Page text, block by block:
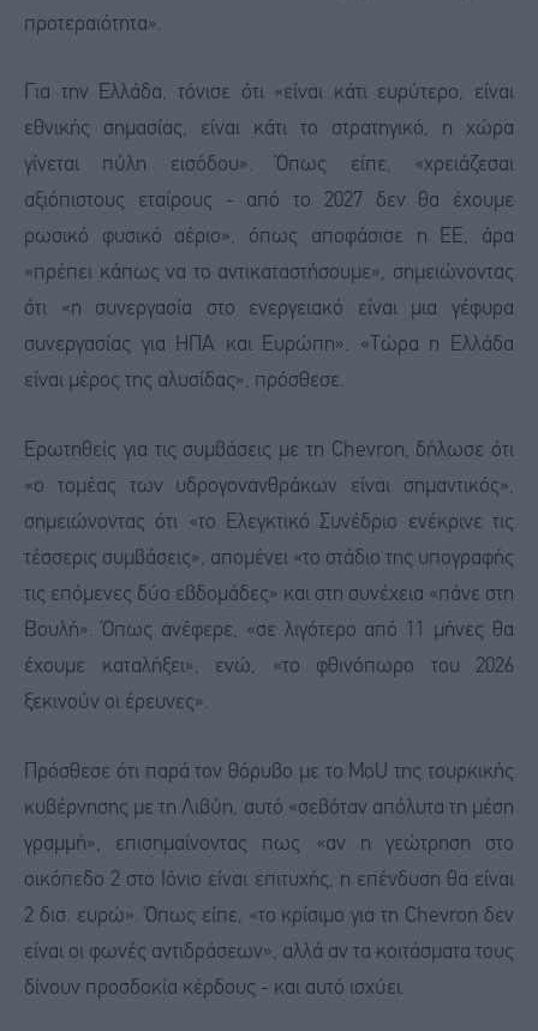
προτεραιότητα».
Για την Ελλάδα, τόνισε ότι «είναι κάτι ευρύτερο, είναι
εθνικής σημασίας, είναι κάτι το στρατηγικό, η χώρα
γίνεται πύλη εισόδου». Όπως είπε, «χρειάζεσαι
αξιόπιστους εταίρους - από το 2027 δεν θα έχουμε
ρωσικό φυσικό αέριο», όπως αποφάσισε η ΕΕ, άρα
«πρέπει κάπως να το αντικαταστήσουμε», σημειώνοντας
ότι «η συνεργασία στο ενεργειακό είναι μια γέφυρα
συνεργασίας για ΗΠΑ και Ευρώπη». «Τώρα η Ελλάδα
είναι μέρος της αλυσίδας», πρόσθεσε.
Ερωτηθείς για τις συμβάσεις με τη Chevron, δήλωσε ότι
«ο τομέας των υδρογονανθράκων είναι σημαντικός»,
σημειώνοντας ότι «το Ελεγκτικό Συνέδριο ενέκρινε τις
τέσσερις συμβάσεις», απομένει «το στάδιο της υπογραφής
τις επόμενες δύο εβδομάδες» και στη συνέχεια «πάνε στη
Βουλή». Όπως ανέφερε, «σε λιγότερο από 11 μήνες θα
έχουμε καταλήξει», ενώ, «το φθινόπωρο του 2026
ξεκινούν οι έρευνες».
Πρόσθεσε ότι παρά τον θόρυβο με το MoU της τουρκικής
κυβέρνησης με τη Λιβύη, αυτό «σεβόταν απόλυτα τη μέση
γραμμή», επισημαίνοντας πως «αν η γεώτρηση στο
οικόπεδο 2 στο Ιόνιο είναι επιτυχής, η επένδυση θα είναι
2 δισ. ευρώ». Όπως είπε, «το κρίσιμο για τη Chevron δεν
είναι οι φωνές αντιδράσεων», αλλά αν τα κοιτάσματα τους
δίνουν προσδοκία κέρδους - και αυτό ισχύει.